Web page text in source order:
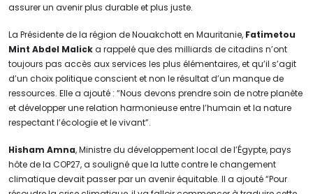
assurer un avenir plus durable et plus juste.
La Présidente de la région de Nouakchott en Mauritanie, Fatimetou
Mint Abdel Malicka rappelé que des milliards de citadins n’ont
toujours pas accès aux services les plus élémentaires, et qu’il s’agit
d’un choix politique conscient et non le résultat d’un manque de
ressources. Elle a ajouté : “Nous devons prendre soin de notre planète
et développer une relation harmonieuse entre l’humain et la nature
respectant l’écologie et le vivant”.
Hisham Amna, Ministre du développement local de l’Égypte, pays
hôte de la COP27, a souligné que la lutte contre le changement
climatique devait passer par un avenir équitable. Il a ajouté “Pour